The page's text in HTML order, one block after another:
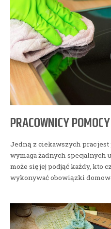
PRACOWNICY
Jedną z ciekawszych prac
wymaga żadnych specjalnych
może się jej podjąć każdy, kto
wykonywać obowiązki